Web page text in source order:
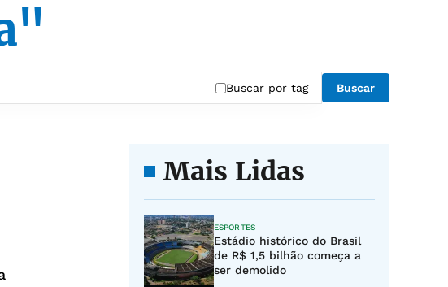
Buscar por tag Buscar
Mais Lidas
ESPORTES
Estádio histórico do Brasil
de R$ 1,5 bilhão começa a
ser demolido